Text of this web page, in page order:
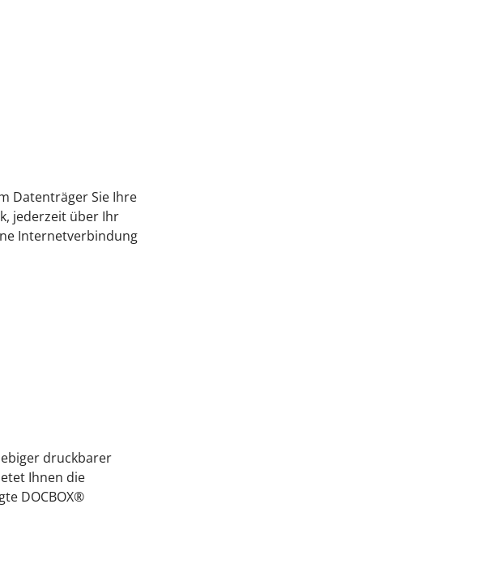
Datenträger Sie Ihre
jederzeit über Ihr
Internetverbindung
druckbarer
Ihnen die
DOCBOX®